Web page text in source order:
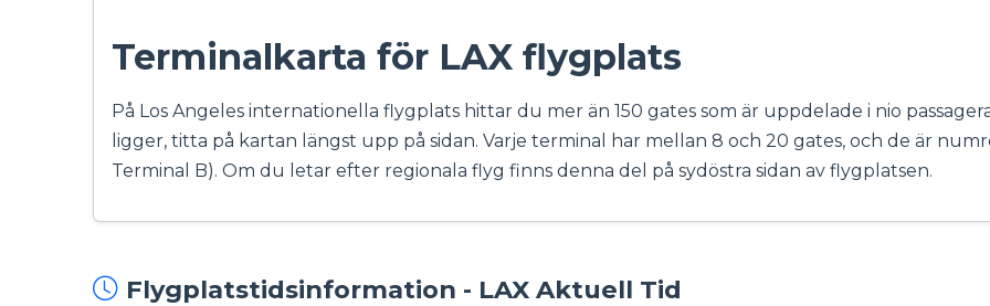
Terminalkarta för LAX flygplats
På Los Angeles internationella flygplats hittar du mer än 150 gates som är uppdelade i nio
ligger, titta på kartan längst upp på sidan. Varje terminal har mellan 8 och 20 gates, och de är
Terminal B). Om du letar efter regionala flyg finns denna del på sydöstra sidan av flygplatsen.
Flygplatstidsinformation - LAX Aktuell Tid